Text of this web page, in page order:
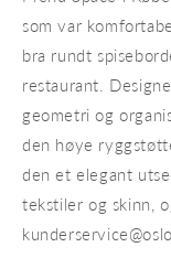
som var
bra rundt
restaurant.
geometri og
den høye
den et elegant
tekstiler og skinn,